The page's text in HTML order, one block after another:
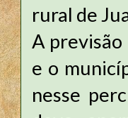
rural de
A previsão
e o
nesse